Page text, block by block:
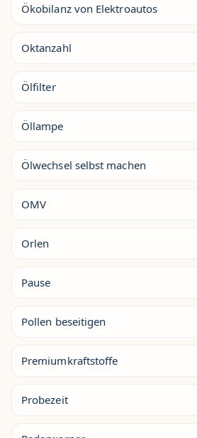
Ökobilanz von Elektroautos
Oktanzahl
Ölfilter
Öllampe
Ölwechsel selbst machen
OMV
Orlen
Pause
Pollen beseitigen
Premiumkraftstoffe
Probezeit